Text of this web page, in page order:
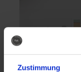
Zustimmung